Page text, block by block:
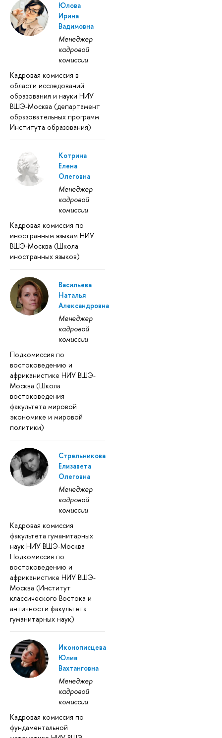
Юлова
Ирина
Вадимовна
Менеджер
кадровой
комиссии
Кадровая комиссия в
области исследований
образования и науки НИУ
ВШЭ-Москва (департамент
образовательных программ
Института образования)
Котрина
Елена
Олеговна
Менеджер
кадровой
комиссии
Кадровая комиссия по
иностранным языкам НИУ
ВШЭ-Москва (Школа
иностранных языков)
Васильева
Наталья
Александровна
Менеджер
кадровой
комиссии
Подкомиссия по
востоковедению и
африканистике НИУ ВШЭ-
Москва (Школа
востоковедения
факультета мировой
экономике и мировой
политики)
Стрельникова
Елизавета
Олеговна
Менеджер
кадровой
комиссии
Кадровая комиссия
факультета гуманитарных
наук НИУ ВШЭ-Москва
Подкомиссия по
востоковедению и
африканистике НИУ ВШЭ-
Москва (Институт
классического Востока и
античности факультета
гуманитарных наук)
Иконописцева
Юлия
Вахтанговна
Менеджер
кадровой
комиссии
Кадровая комиссия по
фундаментальной